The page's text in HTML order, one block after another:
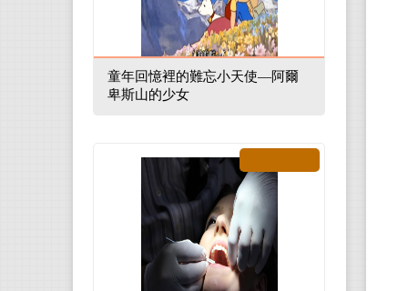
童年回憶裡的難忘小天使—阿爾
卑斯山的少女